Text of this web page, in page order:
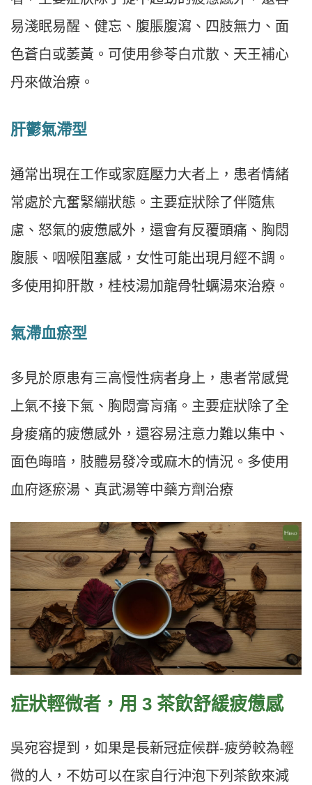
易淺眠易醒、健忘、腹脹腹瀉、四肢無力、面
色蒼白或萎黃。可使用參苓白朮散、天王補心
丹來做治療。
肝鬱氣滯型
通常出現在工作或家庭壓力大者上，患者情緒
常處於亢奮緊繃狀態。主要症狀除了伴隨焦
慮、怒氣的疲憊感外，還會有反覆頭痛、胸悶
腹脹、咽喉阻塞感，女性可能出現月經不調。
多使用抑肝散，桂枝湯加龍骨牡蠣湯來治療。
氣滯血瘀型
多見於原患有三高慢性病者身上，患者常感覺
上氣不接下氣、胸悶膏肓痛。主要症狀除了全
身痠痛的疲憊感外，還容易注意力難以集中、
面色晦暗，肢體易發冷或麻木的情況。多使用
血府逐瘀湯、真武湯等中藥方劑治療
症狀輕微者，用 3 茶飲舒緩疲憊感
吳宛容提到，如果是長新冠症候群-疲勞較為輕
微的人，不妨可以在家自行沖泡下列茶飲來減